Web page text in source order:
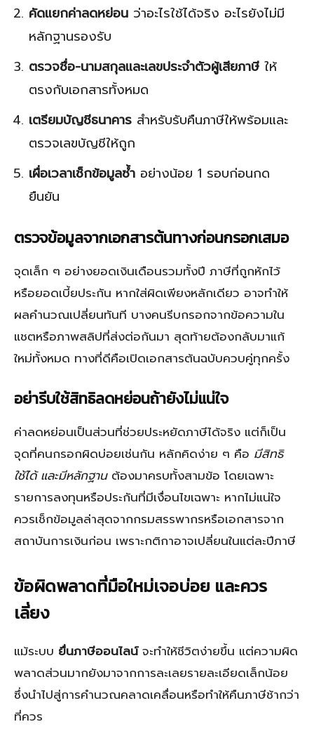
คัดแยกค่าลดหย่อน ว่าอะไรใช้ได้จริง อะไรยังไม่มี
หลักฐานรองรับ
ตรวจชื่อ-นามสกุลและเลขประจำตัวผู้เสียภาษี ให้
ตรงกับเอกสารทั้งหมด
เตรียมบัญชีธนาคาร สำหรับรับคืนภาษีให้พร้อมและ
ตรวจเลขบัญชีให้ถูก
เผื่อเวลาเช็กข้อมูลซ้ำ อย่างน้อย 1 รอบก่อนกด
ยืนยัน
ตรวจข้อมูลจากเอกสารต้นทางก่อนกรอกเสมอ
จุดเล็ก ๆ อย่างยอดเงินเดือนรวมทั้งปี ภาษีที่ถูกหักไว้
หรือยอดเบี้ยประกัน หากใส่ผิดเพียงหลักเดียว อาจทำให้
ผลคำนวณเปลี่ยนทันที บางคนรีบกรอกจากข้อความใน
แชตหรือภาพสลิปที่ส่งต่อกันมา สุดท้ายต้องกลับมาแก้
ใหม่ทั้งหมด ทางที่ดีคือเปิดเอกสารต้นฉบับควบคู่ทุกครั้ง
อย่ารีบใช้สิทธิลดหย่อนถ้ายังไม่แน่ใจ
ค่าลดหย่อนเป็นส่วนที่ช่วยประหยัดภาษีได้จริง แต่ก็เป็น
จุดที่คนกรอกผิดบ่อยเช่นกัน หลักคิดง่าย ๆ คือ มีสิทธิ
ใช้ได้ และมีหลักฐานต้องมาครบทั้งสามข้อ โดยเฉพาะ
รายการลงทุนหรือประกันที่มีเงื่อนไขเฉพาะ หากไม่แน่ใจ
ควรเช็กข้อมูลล่าสุดจากกรมสรรพากรหรือเอกสารจาก
สถาบันการเงินก่อน เพราะกติกาอาจเปลี่ยนในแต่ละปีภาษี
ข้อผิดพลาดที่มือใหม่เจอบ่อย และควร
เลี่ยง
แม้ระบบ ยื่นภาษีออนไลน์จะทำให้ชีวิตง่ายขึ้น แต่ความผิด
พลาดส่วนมากยังมาจากการละเลยรายละเอียดเล็กน้อย
ซึ่งนำไปสู่การคำนวณคลาดเคลื่อนหรือทำให้คืนภาษีช้ากว่า
ที่ควร